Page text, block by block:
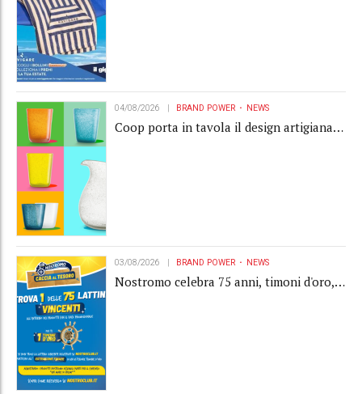
04/08/2026 BRAND POWER NEWS
Coop porta in tavola il design artigianale
03/08/2026 BRAND POWER NEWS
Nostromo celebra 75 anni, timoni d'oro,